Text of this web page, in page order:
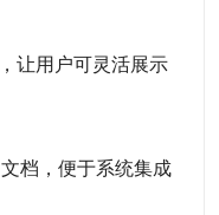
让用户可灵活展示
档，便于系统集成